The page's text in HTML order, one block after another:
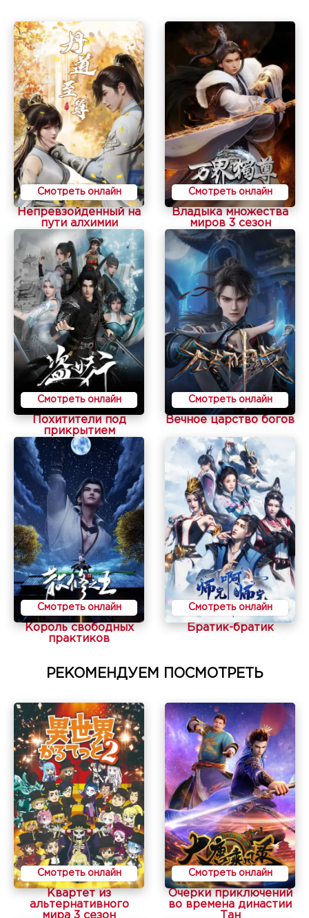
Смотреть онлайн
Непревзойденный на
пути алхимии
Смотреть онлайн
Владыка множества
миров 3 сезон
Смотреть онлайн
Похитители под
прикрытием
Смотреть онлайн
Вечное царство богов
Смотреть онлайн
Король свободных
практиков
Смотреть онлайн
Братик-братик
РЕКОМЕНДУЕМ ПОСМОТРЕТЬ
Смотреть онлайн
Квартет из
альтернативного
мира 3 сезон
Смотреть онлайн
Очерки приключений
во времена династии
Тан